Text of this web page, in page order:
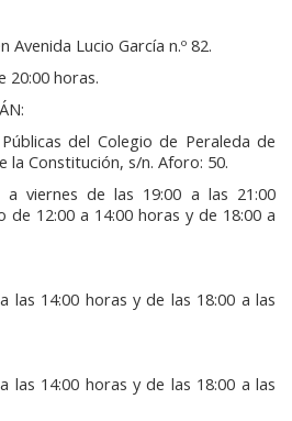
Avenida Lucio García n.º 82.
20:00 horas.
del Colegio de Peraleda de
la Constitución, s/n. Aforo: 50.
a viernes de las 19:00 a las 21:00
12:00 a 14:00 horas y de 18:00 a
las 14:00 horas y de las 18:00 a las
las 14:00 horas y de las 18:00 a las